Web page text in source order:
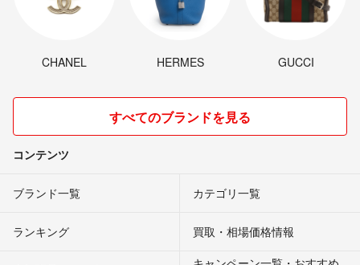
CHANEL HERMES GUCCI
すべてのブランドを見る
コンテンツ
ブランド一覧 カテゴリ一覧
ランキング 買取・相場価格情報